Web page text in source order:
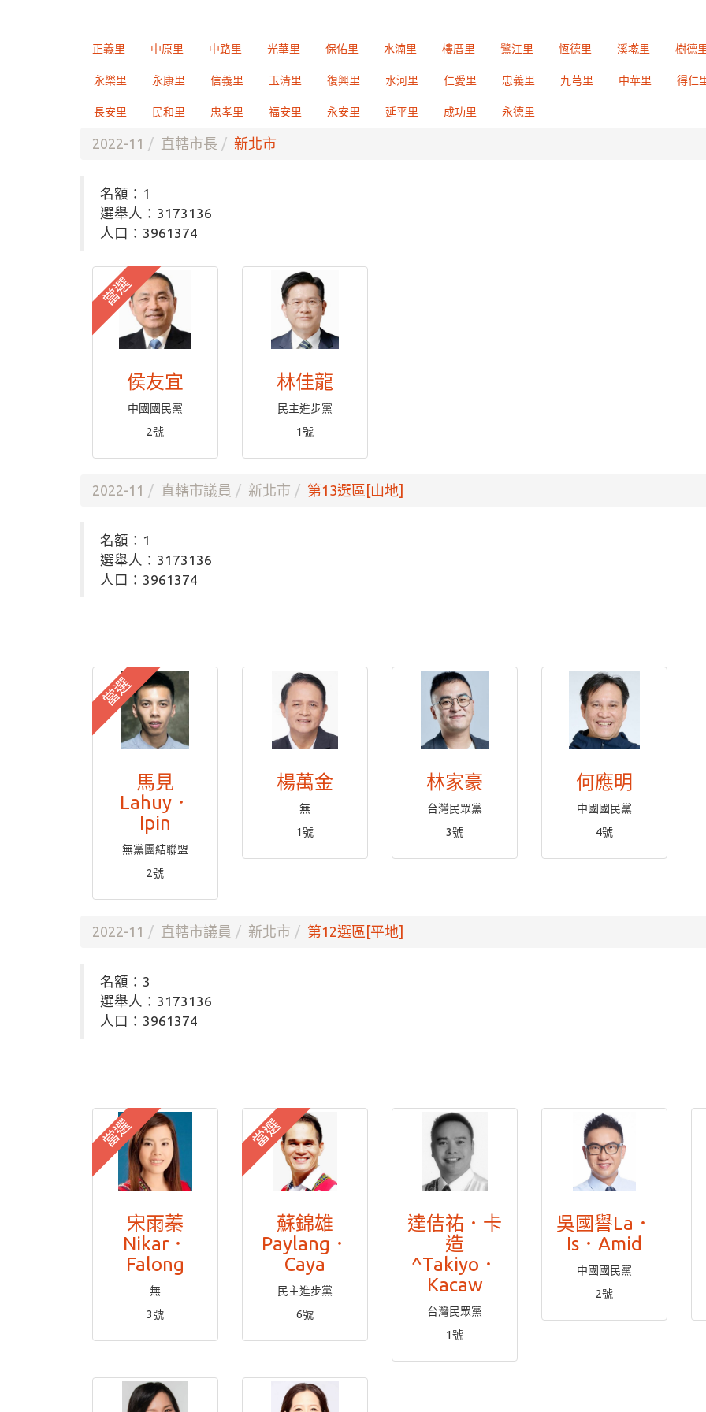
正義里 中原里 中路里 光華里 保佑里 水湳里 樓厝里 鷺江里 恆德里 溪墘里 樹德
永樂里 永康里 信義里 玉清里 復興里 水河里 仁愛里 忠義里 九芎里 中華里 得仁
長安里 民和里 忠孝里 福安里 永安里 延平里 成功里 永德里
2022-11 直轄市長 新北市
名額：1
選舉人：3173136
人口：3961374
當選
侯友宜
中國國民黨
2號
林佳龍
民主進步黨
1號
2022-11 直轄市議員 新北市 第13選區[山地]
名額：1
選舉人：3173136
人口：3961374
當選
馬見
Lahuy．
Ipin
無黨團結聯盟
2號
楊萬金
無
1號
林家豪
台灣民眾黨
3號
何應明
中國國民黨
4號
2022-11 直轄市議員 新北市 第12選區[平地]
名額：3
選舉人：3173136
人口：3961374
當選
宋雨蓁
Nikar．
Falong
無
3號
當選
蘇錦雄
Paylang．
Caya
民主進步黨
6號
達佶祐．卡
造
^Takiyo．
Kacaw
台灣民眾黨
1號
吳國譽La．
Is．Amid
中國國民黨
2號